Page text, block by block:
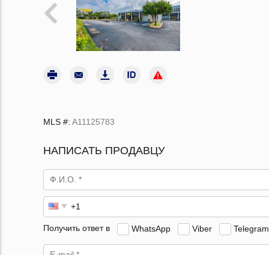
MLS #: A11125783
НАПИСАТЬ ПРОДАВЦУ
Получить ответ в WhatsApp Viber Telegram